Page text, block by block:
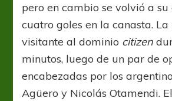
pero en cambio se volvió a su
cuatro goles en la canasta. La
visitante al dominio citizen
minutos, luego de un par de
encabezadas por los
Agüero y Nicolás Otamendi.